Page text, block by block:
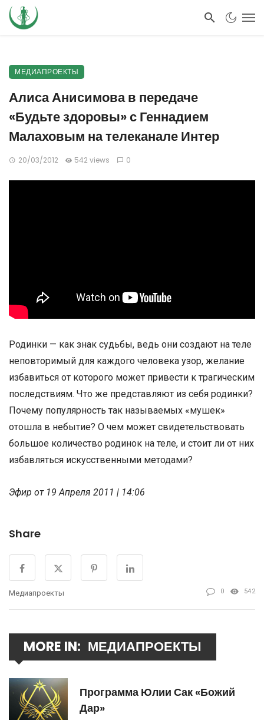
МЕДИАПРОЕКТЫ
Алиса Анисимова в передаче
«Будьте здоровы» с Геннадием
Малаховым на телеканале Интер
20/03/2012 542 views 0
Родинки — как знак судьбы, ведь они создают на теле
неповторимый для каждого человека узор, желание
избавиться от которого может привести к трагическим
последствиям. Что же представляют из себя родинки?
Почему популярность так называемых «мушек»
отошла в небытие? О чем может свидетельствовать
большое количество родинок на теле, и стоит ли от них
избавляться искусственными методами?
Эфир от 19 Апреля 2011 | 14:06
Share
Медиапроекты 0 542
MORE IN: МЕДИАПРОЕКТЫ
Программа Юлии Сак «Божий
Дар»